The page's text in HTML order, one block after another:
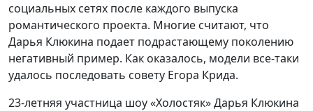
социальных сетях после каждого выпуска
романтического проекта. Многие считают, что
Дарья Клюкина подает подрастающему поколению
негативный пример. Как оказалось, модели все-таки
удалось последовать совету Егора Крида.
23-летняя участница шоу «Холостяк» Дарья Клюкина